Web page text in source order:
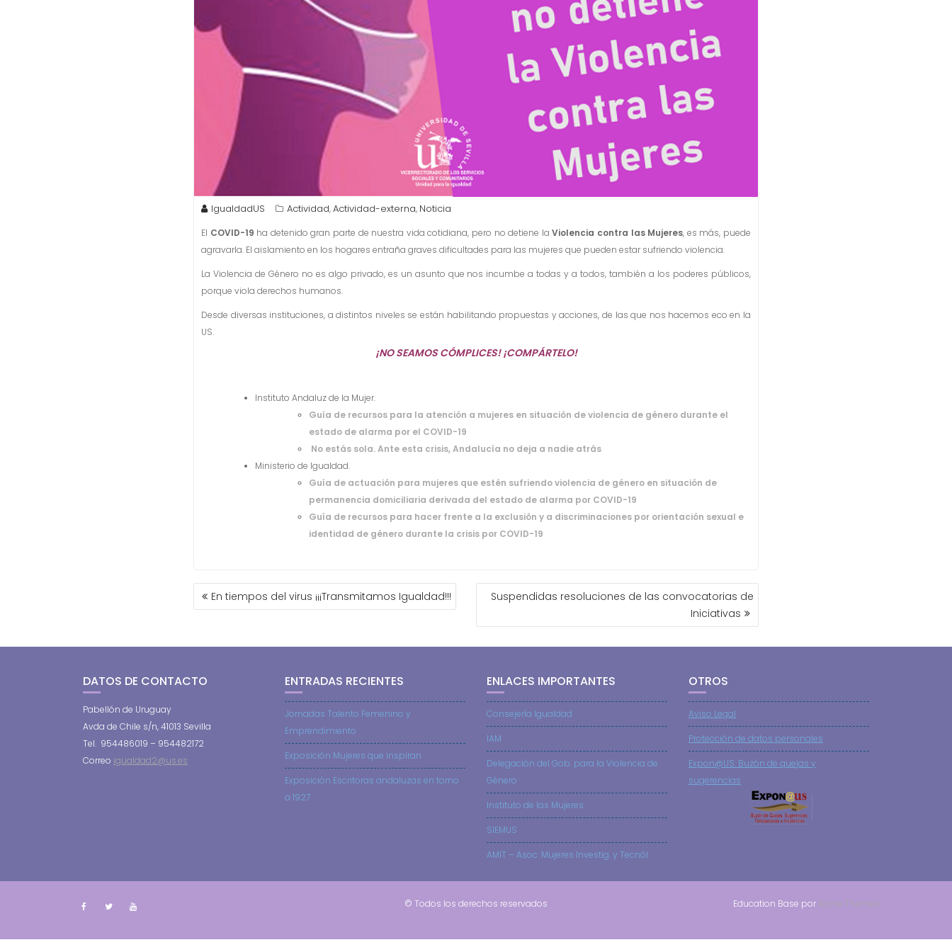
IgualdadUS Actividad,Actividad-externa, Noticia
El COVID-19 ha detenido gran parte de nuestra vida cotidiana, pero no detiene laViolencia contra las Mujeres, es más, puede
agravarla. El aislamiento en los hogares entraña graves dificultades para las mujeres que pueden estar sufriendo violencia.
La Violencia de Género no es algo privado, es un asunto que nos incumbe a todas y a todos, también a los poderes públicos,
porque viola derechos humanos.
Desde diversas instituciones, a distintos niveles se están habilitando propuestas y acciones, de las que nos hacemos eco en la
US.
¡NO SEAMOS CÓMPLICES! ¡COMPÁRTELO!
Instituto Andaluz de la Mujer.
Guía de recursos para la atención a mujeres en situación de violencia de género durante el
estado de alarma por el COVID-19
No estás sola. Ante esta crisis, Andalucía no deja a nadie atrás
Ministerio de Igualdad.
Guía de actuación para mujeres que estén sufriendo violencia de género en situación de
permanencia domiciliaria derivada del estado de alarma por COVID-19
Guía de recursos para hacer frente a la exclusión y a discriminaciones por orientación sexual e
identidad de género durante la crisis por COVID-19
NAVEGACIÓN
DEEn tiempos del virus ¡¡¡Transmitamos Igualdad!!!
Suspendidas resoluciones de las convocatorias de
Iniciativas
DATOS DE CONTACTO
Pabellón de Uruguay
Avda de Chile s/n, 41013 Sevilla
Tel. 954486019 – 954482172
Correo igualdad2@us.es
ENTRADAS RECIENTES
Jornadas Talento Femenino y
Emprendimiento
Exposición Mujeres que inspiran
Exposición Escritoras andaluzas en torno
a 1927
ENLACES IMPORTANTES
Consejería Igualdad
IAM
Delegación del Gob. para la Violencia de
Género
Instituto de las Mujeres
SIEMUS
AMIT – Asoc. Mujeres Investig. y Tecnól.
OTROS
Aviso Legal
Protección de datos personales
Expon@US: Buzón de quejas y
sugerencias
© Todos los derechos reservados Education Base por Acme Themes